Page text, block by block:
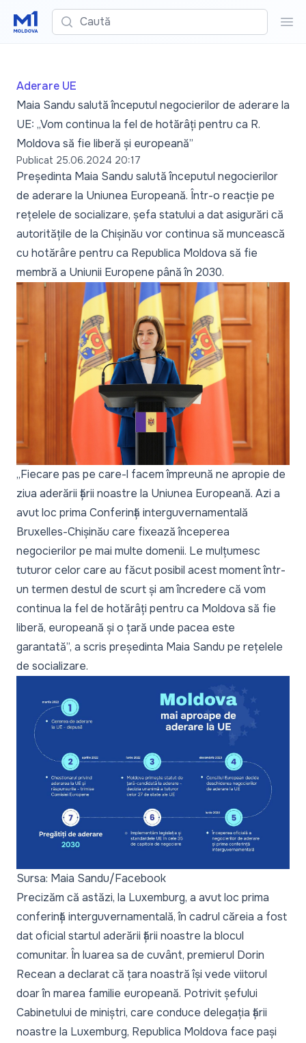
Caută
Aderare UE
Maia Sandu salută începutul negocierilor de aderare la
UE: „Vom continua la fel de hotărâți pentru ca R.
Moldova să fie liberă și europeană”
Publicat 25.06.2024 20:17
Președinta Maia Sandu salută începutul negocierilor
de aderare la Uniunea Europeană. Într-o reacție pe
rețelele de socializare, șefa statului a dat asigurări că
autoritățile de la Chișinău vor continua să muncească
cu hotărâre pentru ca Republica Moldova să fie
membră a Uniunii Europene până în 2030.
„Fiecare pas pe care-l facem împreună ne apropie de
ziua aderării țării noastre la Uniunea Europeană. Azi a
avut loc prima Conferință interguvernamentală
Bruxelles-Chișinău care fixează începerea
negocierilor pe mai multe domenii. Le mulțumesc
tuturor celor care au făcut posibil acest moment într-
un termen destul de scurt și am încredere că vom
continua la fel de hotărâți pentru ca Moldova să fie
liberă, europeană și o țară unde pacea este
garantată”, a scris președinta Maia Sandu pe rețelele
de socializare.
Sursa: Maia Sandu/Facebook
Precizăm că astăzi, la Luxemburg, a avut loc prima
conferință interguvernamentală, în cadrul căreia a fost
dat oficial startul aderării țării noastre la blocul
comunitar. În luarea sa de cuvânt, premierul Dorin
Recean a declarat că țara noastră își vede viitorul
doar în marea familie europeană. Potrivit șefului
Cabinetului de miniștri, care conduce delegația țării
noastre la Luxemburg, Republica Moldova face pași